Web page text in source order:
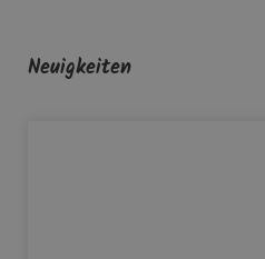
Neuigkeiten